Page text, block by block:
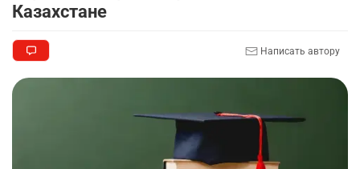
верхом на лошади
10
Казахстане
Написать автору